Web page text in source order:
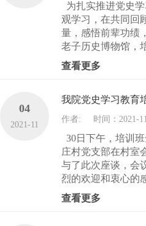
为扎实推进党史
观学习，在共同回
量，感悟前辈功绩
老子历史博物馆，
查看更多
04
2021-11
我院党史学习教育
作者: 时间：2021-
30日下午，培训
庄村党支部在村室
与了此次座谈，会
烈的欢迎和衷心的
查看更多